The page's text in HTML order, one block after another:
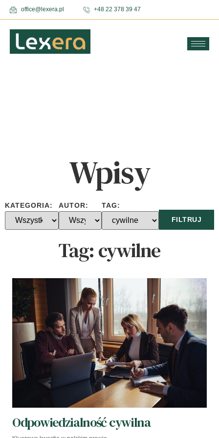
office@lexera.pl +48 22 378 39 47
Wpisy
KATEGORIA: AUTOR:
TAG:
FILTRUJ
Tag: cywilne
Odpowiedzialność cywilna